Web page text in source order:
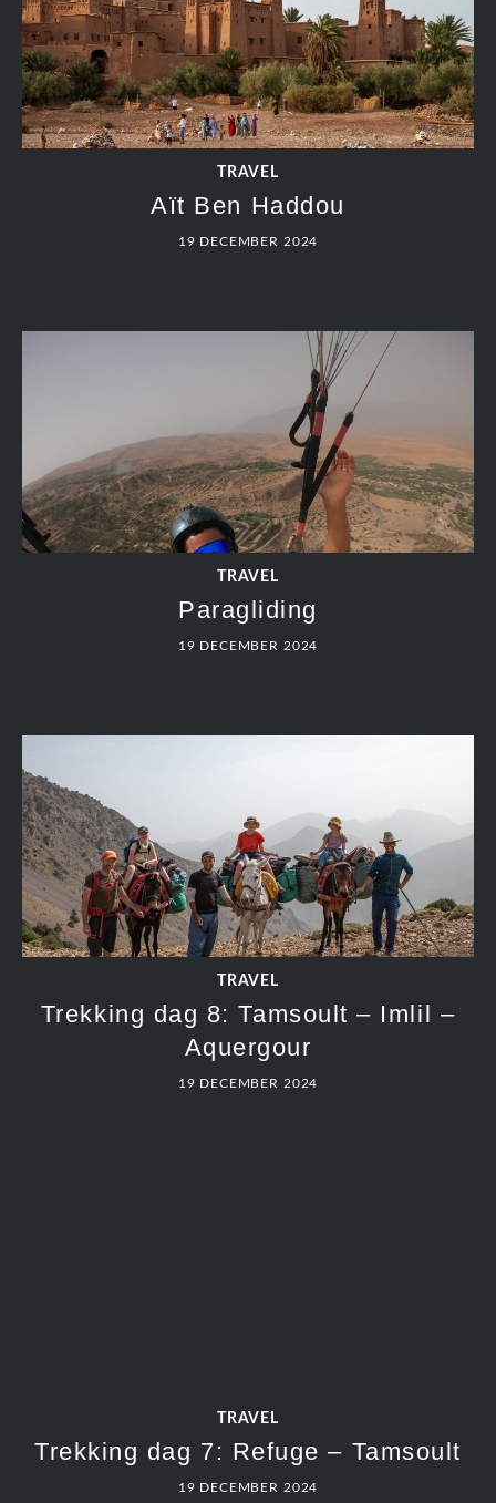
TRAVEL
Aït Ben Haddou
19 DECEMBER 2024
TRAVEL
Paragliding
19 DECEMBER 2024
TRAVEL
Trekking dag 8: Tamsoult – Imlil –
Aquergour
19 DECEMBER 2024
TRAVEL
Trekking dag 7: Refuge – Tamsoult
19 DECEMBER 2024